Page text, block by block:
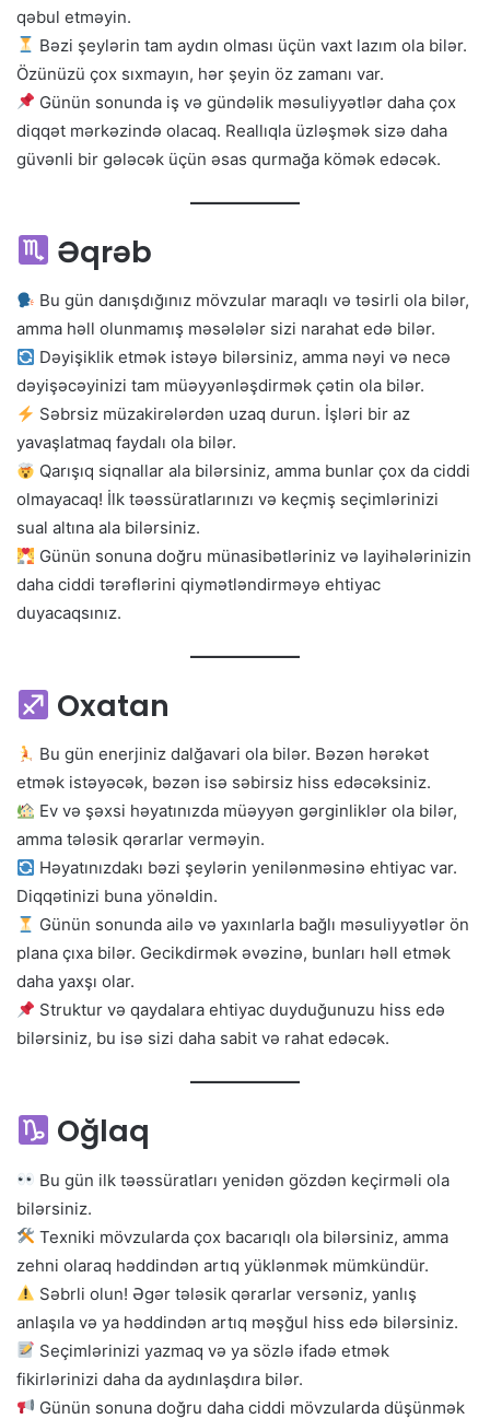
qəbul etməyin.
Bəzi şeylərin tam aydın olması üçün vaxt lazım ola bilər.
Özünüzü çox sıxmayın, hər şeyin öz zamanı var.
Günün sonunda iş və gündəlik məsuliyyətlər daha çox
diqqət mərkəzində olacaq. Reallıqla üzləşmək sizə daha
güvənli bir gələcək üçün əsas qurmağa kömək edəcək.
Əqrəb
Bu gün danışdığınız mövzular maraqlı və təsirli ola bilər,
amma həll olunmamış məsələlər sizi narahat edə bilər.
Dəyişiklik etmək istəyə bilərsiniz, amma nəyi və necə
dəyişəcəyinizi tam müəyyənləşdirmək çətin ola bilər.
Səbrsiz müzakirələrdən uzaq durun. İşləri bir az
yavaşlatmaq faydalı ola bilər.
Qarışıq siqnallar ala bilərsiniz, amma bunlar çox da ciddi
olmayacaq! İlk təəssüratlarınızı və keçmiş seçimlərinizi
sual altına ala bilərsiniz.
Günün sonuna doğru münasibətləriniz və layihələrinizin
daha ciddi tərəflərini qiymətləndirməyə ehtiyac
duyacaqsınız.
Oxatan
Bu gün enerjiniz dalğavari ola bilər. Bəzən hərəkət
etmək istəyəcək, bəzən isə səbirsiz hiss edəcəksiniz.
Ev və şəxsi həyatınızda müəyyən gərginliklər ola bilər,
amma tələsik qərarlar verməyin.
Həyatınızdakı bəzi şeylərin yenilənməsinə ehtiyac var.
Diqqətinizi buna yönəldin.
Günün sonunda ailə və yaxınlarla bağlı məsuliyyətlər ön
plana çıxa bilər. Gecikdirmək əvəzinə, bunları həll etmək
daha yaxşı olar.
Struktur və qaydalara ehtiyac duyduğunuzu hiss edə
bilərsiniz, bu isə sizi daha sabit və rahat edəcək.
Oğlaq
Bu gün ilk təəssüratları yenidən gözdən keçirməli ola
bilərsiniz.
Texniki mövzularda çox bacarıqlı ola bilərsiniz, amma
zehni olaraq həddindən artıq yüklənmək mümkündür.
Səbrli olun! Əgər tələsik qərarlar versəniz, yanlış
anlaşıla və ya həddindən artıq məşğul hiss edə bilərsiniz.
Seçimlərinizi yazmaq və ya sözlə ifadə etmək
fikirlərinizi daha da aydınlaşdıra bilər.
Günün sonuna doğru daha ciddi mövzularda düşünmək